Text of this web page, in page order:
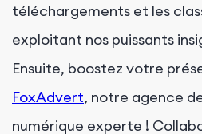
téléchargements et les
exploitant nos puissants
Ensuite, boostez votre
FoxAdvert, notre agence
numérique experte !